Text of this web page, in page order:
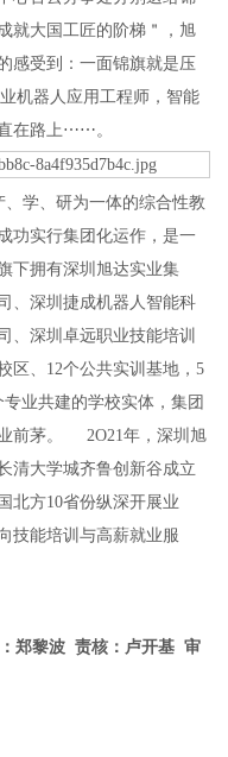
就大国工匠的阶梯＂，旭
感受到：一面锦旗就是压
机器人应用工程师，智能
在路上⋯⋯。
学、研为一体的综合性教
功实行集团化运作，是一
下拥有深圳旭达实业集
、深圳捷成机器人智能科
、深圳卓远职业技能培训
区、12个公共实训基地，5
业共建的学校实体，集团
前茅。 2O21年，深圳旭
清大学城齐鲁创新谷成立
北方10省份纵深开展业
技能培训与高薪就业服
郑黎波 责核：卢开基 审